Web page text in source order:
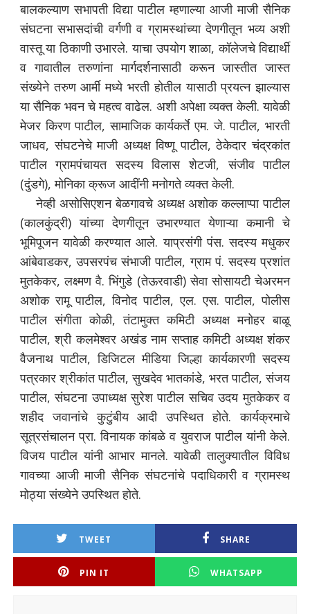
बालकल्याण सभापती विद्या पाटील म्हणाल्या आजी माजी सैनिक
संघटना सभासदांची वर्गणी व ग्रामस्थांच्या देणगीतून भव्य अशी
वास्तू या ठिकाणी उभारले. याचा उपयोग शाळा, कॉलेजचे विद्यार्थी
व गावातील तरुणांना मार्गदर्शनासाठी करून जास्तीत जास्त
संख्येने तरुण आर्मी मध्ये भरती होतील यासाठी प्रयत्न झाल्यास
या सैनिक भवन चे महत्व वाढेल. अशी अपेक्षा व्यक्त केली. यावेळी
मेजर किरण पाटील, सामाजिक कार्यकर्ते एम. जे. पाटील, भारती
जाधव, संघटनेचे माजी अध्यक्ष विष्णू पाटील, ठेकेदार चंद्रकांत
पाटील ग्रामपंचायत सदस्य विलास शेटजी, संजीव पाटील
(दुंडगे), मोनिका क्रूज आदींनी मनोगते व्यक्त केली.
नेव्ही असोसिएशन बेळगावचे अध्यक्ष अशोक कल्लाप्पा पाटील
(कालकुंद्री) यांच्या देणगीतून उभारण्यात येणाऱ्या कमानी चे
भूमिपूजन यावेळी करण्यात आले. याप्रसंगी पंस. सदस्य मधुकर
आंबेवाडकर, उपसरपंच संभाजी पाटील, ग्राम पं. सदस्य प्रशांत
मुतकेकर, लक्ष्मण वै. भिंगुडे (तेऊरवाडी) सेवा सोसायटी चेअरमन
अशोक रामू पाटील, विनोद पाटील, एल. एस. पाटील, पोलीस
पाटील संगीता कोळी, तंटामुक्त कमिटी अध्यक्ष मनोहर बाळू
पाटील, श्री कलमेश्वर अखंड नाम सप्ताह कमिटी अध्यक्ष शंकर
वैजनाथ पाटील, डिजिटल मीडिया जिल्हा कार्यकारणी सदस्य
पत्रकार श्रीकांत पाटील, सुखदेव भातकांडे, भरत पाटील, संजय
पाटील, संघटना उपाध्यक्ष सुरेश पाटील सचिव उदय मुतकेकर व
शहीद जवानांचे कुटुंबीय आदी उपस्थित होते. कार्यक्रमाचे
सूत्रसंचालन प्रा. विनायक कांबळे व युवराज पाटील यांनी केले.
विजय पाटील यांनी आभार मानले. यावेळी तालुक्यातील विविध
गावच्या आजी माजी सैनिक संघटनांचे पदाधिकारी व ग्रामस्थ
मोठ्या संख्येने उपस्थित होते.
TWEET SHARE
PIN IT WHATSAPP